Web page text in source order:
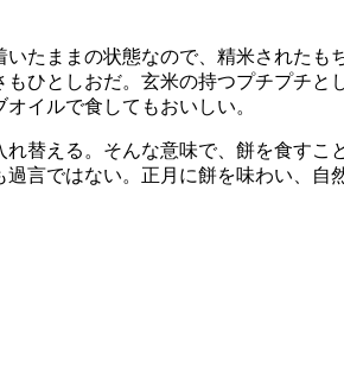
たままの状態なので、精米された
ひとしおだ。玄米の持つプチプチ
イルで食してもおいしい。
替える。そんな意味で、餅を食す
言ではない。正月に餅を味わい、自